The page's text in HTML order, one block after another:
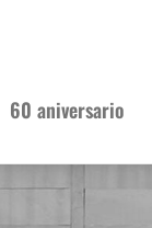
60 aniversario